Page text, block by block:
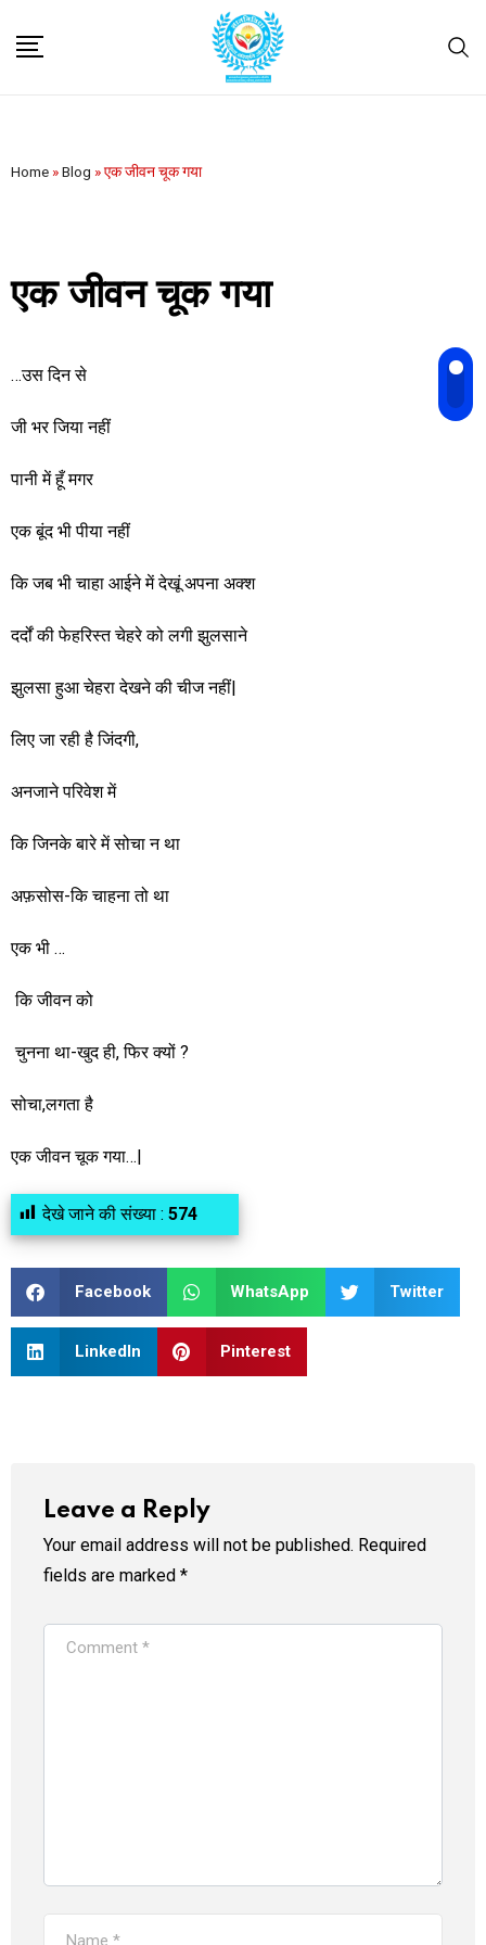
Home »Blog »एक जीवन चूक गया
एक जीवन चूक गया
…उस दिन से
जी भर जिया नहीं
पानी में हूँ मगर
एक बूंद भी पीया नहीं
कि जब भी चाहा आईने में देखूं अपना अक्श
दर्दों की फेहरिस्त चेहरे को लगी झुलसाने
झुलसा हुआ चेहरा देखने की चीज नहीं|
लिए जा रही है जिंदगी,
अनजाने परिवेश में
कि जिनके बारे में सोचा न था
अफ़सोस-कि चाहना तो था
एक भी …
कि जीवन को
चुनना था-खुद ही, फिर क्यों ?
सोचा,लगता है
एक जीवन चूक गया…|
देखे जाने की संख्या : 574
Facebook WhatsApp Twitter
LinkedIn Pinterest
Leave a Reply
Your email address will not be published. Required
fields are marked *